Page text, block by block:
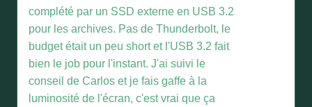
complété par un SSD externe en USB 3.2
pour les archives. Pas de Thunderbolt, le
budget était un peu short et l'USB 3.2 fait
bien le job pour l'instant. J'ai suivi le
conseil de Carlos et je fais gaffe à la
luminosité de l'écran, c'est vrai que ça